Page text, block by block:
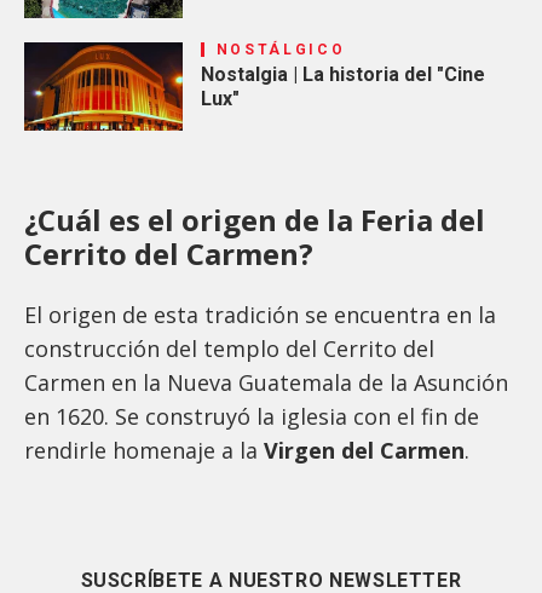
NOSTÁLGICO
Nostalgia | La historia del "Cine
Lux"
¿Cuál es el origen de la Feria del
Cerrito del Carmen?
El origen de esta tradición se encuentra en la
construcción del templo del Cerrito del
Carmen en la Nueva Guatemala de la Asunción
en 1620. Se construyó la iglesia con el fin de
rendirle homenaje a la Virgen del Carmen.
SUSCRÍBETE A NUESTRO NEWSLETTER